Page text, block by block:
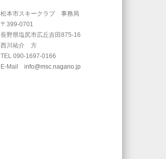
松本市スキークラブ 事務局
〒399-0701
長野県塩尻市広丘吉田875-16
西川祐介 方
TEL 090-1697-0166
E-Mailinfo@msc.nagano.jp